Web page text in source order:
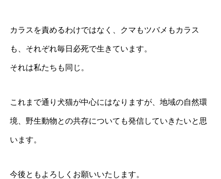
カラスを責めるわけではなく、クマもツバメもカラス
も、それぞれ毎日必死で生きています。
それは私たちも同じ。
これまで通り犬猫が中心にはなりますが、地域の自然環
境、野生動物との共存についても発信していきたいと思
います。
今後ともよろしくお願いいたします。